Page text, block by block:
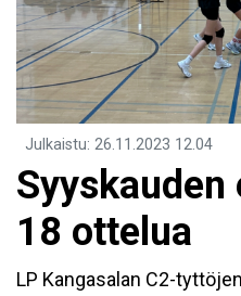
Julkaistu: 26.11.2023 12.04
18 ottelua
LP Kangasalan C2-